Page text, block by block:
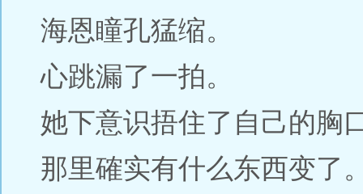
海恩瞳孔猛缩。
心跳漏了一拍。
她下意识捂住了自己的胸
那里確实有什么东西变了